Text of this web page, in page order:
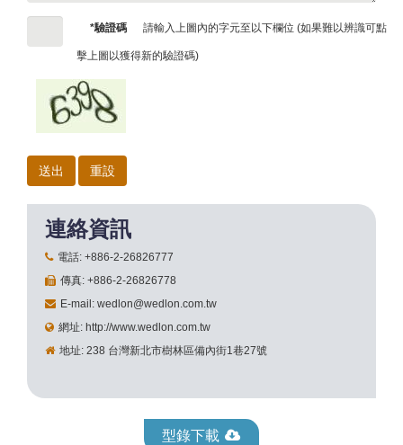
*驗證碼 請輸入上圖內的字元至以下欄位 (如果難以辨識可點
擊上圖以獲得新的驗證碼)
連絡資訊
電話: +886-2-26826777
傳真: +886-2-26826778
E-mail: wedlon@wedlon.com.tw
網址: http://www.wedlon.com.tw
地址: 238 台灣新北市樹林區備內街1巷27號
型錄下載